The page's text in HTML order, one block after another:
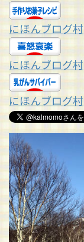
にほんブログ村
にほんブログ村
にほんブログ村